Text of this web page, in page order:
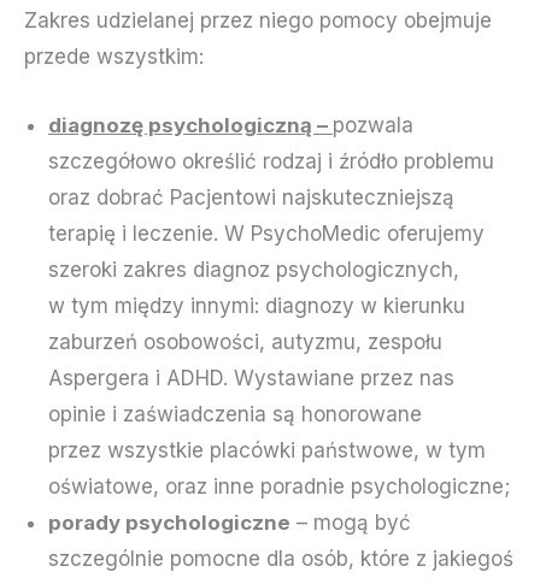
Zakres udzielanej przez niego pomocy obejmuje
przede wszystkim:
diagnozę psychologiczną – pozwala
szczegółowo określić rodzaj i źródło problemu
oraz dobrać Pacjentowi najskuteczniejszą
terapię i leczenie. W PsychoMedic oferujemy
szeroki zakres diagnoz psychologicznych,
w tym między innymi: diagnozy w kierunku
zaburzeń osobowości, autyzmu, zespołu
Aspergera i ADHD. Wystawiane przez nas
opinie i zaświadczenia są honorowane
przez wszystkie placówki państwowe, w tym
oświatowe, oraz inne poradnie psychologiczne;
porady psychologiczne – mogą być
szczególnie pomocne dla osób, które z jakiegoś